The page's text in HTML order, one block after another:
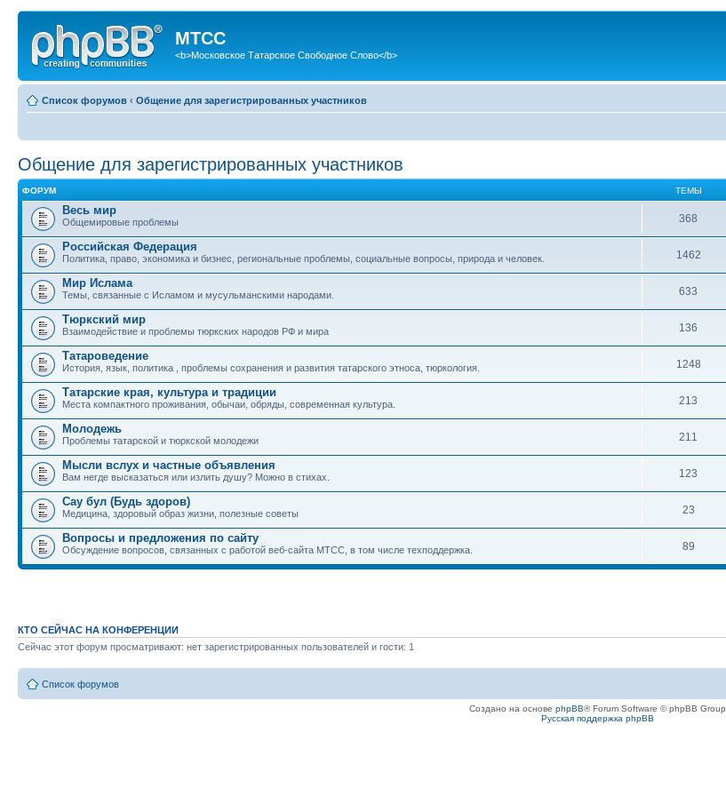
МТСС
<b>Московское Татарское Свободное Слово</b>
Список форумов ‹ Общение для зарегистрированных участников
Общение для зарегистрированных участников
ФОРУМ ТЕМЫ
Весь мир
Общемировые проблемы 368
Российская Федерация
Политика, право, экономика и бизнес, региональные проблемы, социальные вопросы, природа и человек. 1462
Мир Ислама
Темы, связанные с Исламом и мусульманскими народами. 633
Тюркский мир
Взаимодействие и проблемы тюркских народов РФ и мира 136
Татароведение
История, язык, политика , проблемы сохранения и развития татарского этноса, тюркология. 1248
Татарские края, культура и традиции
Места компактного проживания, обычаи, обряды, современная культура. 213
Молодежь
Проблемы татарской и тюркской молодежи 211
Мысли вслух и частные объявления
Вам негде высказаться или излить душу? Можно в стихах. 123
Сау бул (Будь здоров)
Медицина, здоровый образ жизни, полезные советы 23
Вопросы и предложения по сайту
Обсуждение вопросов, связанных с работой веб-сайта МТСС, в том числе техподдержка. 89
КТО СЕЙЧАС НА КОНФЕРЕНЦИИ
Сейчас этот форум просматривают: нет зарегистрированных пользователей и гости: 1
Список форумов
Создано на основе phpBB® Forum Software © phpBB Group
Русская поддержка phpBB